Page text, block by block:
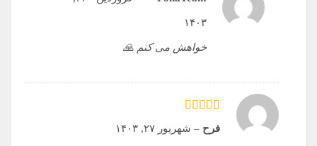
۱۴۰۳
خواهش می کنم 🙏
فرح – شهریور ۲۷, ۱۴۰۳